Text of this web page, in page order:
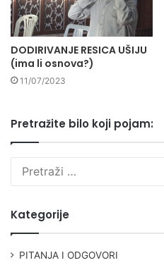
DODIRIVANJE RESICA UŠIJU
(ima li osnova?)
11/07/2023
Pretražite bilo koji pojam:
Kategorije
PITANJA I ODGOVORI